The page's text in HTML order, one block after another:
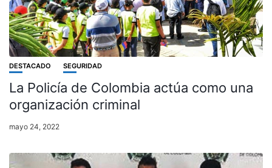
DESTACADO SEGURIDAD
La Policía de Colombia actúa como una
organización criminal
mayo 24, 2022